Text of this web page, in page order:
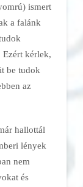
ismert
a falánk
Ezért kérlek,
be tudok
az
hallottál
lények
nem
és